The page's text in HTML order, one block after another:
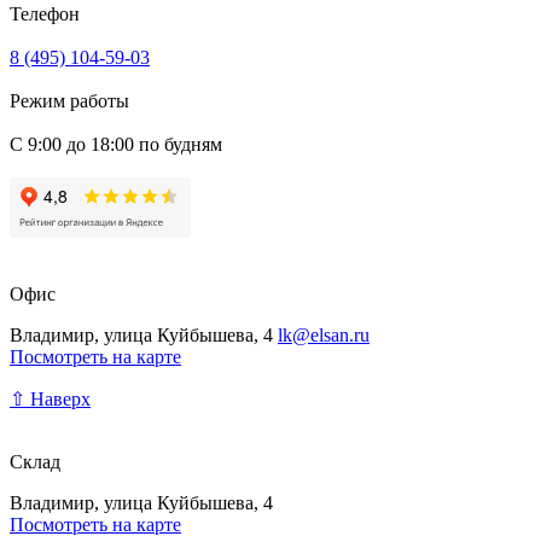
Телефон
8 (495) 104-59-03
Режим работы
С 9:00 до 18:00 по будням
Офис
Владимир, улица Куйбышева, 4 lk@elsan.ru
Посмотреть на карте
⇧ Наверх
Склад
Владимир, улица Куйбышева, 4
Посмотреть на карте